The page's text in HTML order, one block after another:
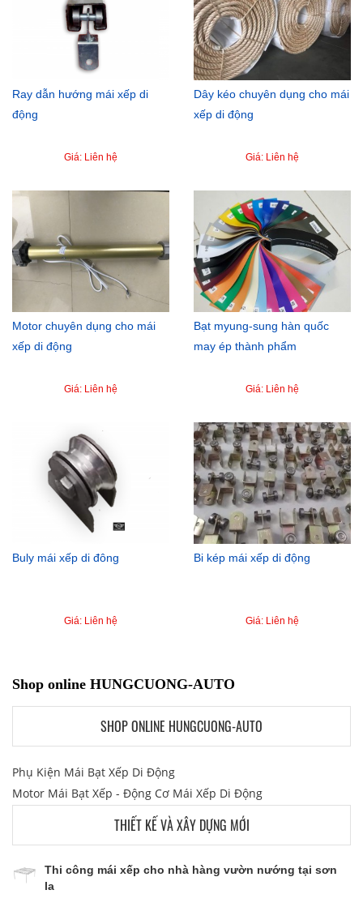
Ray dẫn hướng mái xếp di
động
Giá: Liên hệ
Dây kéo chuyên dụng cho mái
xếp di động
Giá: Liên hệ
Motor chuyên dụng cho mái
xếp di động
Giá: Liên hệ
Bạt myung-sung hàn quốc
may ép thành phẩm
Giá: Liên hệ
Buly mái xếp di đông
Giá: Liên hệ
Bi kép mái xếp di động
Giá: Liên hệ
Shop online HUNGCUONG-AUTO
SHOP ONLINE HUNGCUONG-AUTO
Phụ Kiện Mái Bạt Xếp Di Động
Motor Mái Bạt Xếp - Động Cơ Mái Xếp Di Động
THIẾT KẾ VÀ XÂY DỰNG MỚI
Thi công mái xếp cho nhà hàng vườn nướng tại sơn
la